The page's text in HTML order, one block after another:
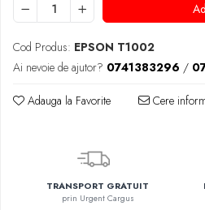
Cod Produs: EPSON T1002
Ai nevoie de ajutor? 0741383296 /
Adauga la Favorite Cere
TRANSPORT GRATUIT
prin Urgent Cargus